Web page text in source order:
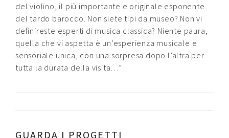
del violino, il più importante e originale esponente
del tardo barocco. Non siete tipi da museo? Non vi
definireste esperti di musica classica? Niente paura,
quella che vi aspetta è un’esperienza musicale e
sensoriale unica, con una sorpresa dopo l’altra per
tutta la durata della visita…”
GUARDA I PROGETTI